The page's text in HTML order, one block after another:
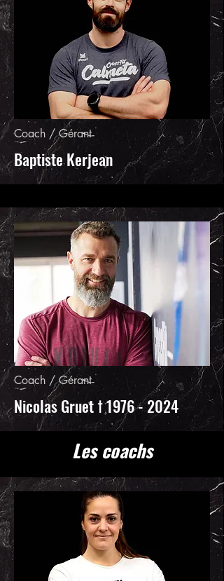
Coach / Gérant
Baptiste Kerjean
Coach / Gérant
Nicolas Gruet †1976 - 2024
Les coachs